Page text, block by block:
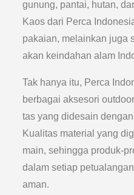
gunung, pantai, hutan,
Kaos dari Perca
pakaian, melainkan juga
akan keindahan alam
Tak hanya itu, Perca
berbagai aksesori
tas yang didesain
Kualitas material yang
main, sehingga produk-
dalam setiap
aman.